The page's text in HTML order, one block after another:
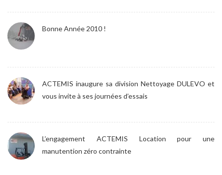
Bonne Année 2010 !
ACTEMIS inaugure sa division Nettoyage DULEVO et
vous invite à ses journées d’essais
L’engagement ACTEMIS Location pour une
manutention zéro contrainte